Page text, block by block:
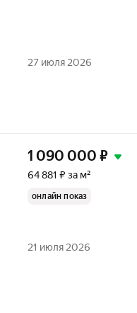
27 июля 2026
1 090 000 ₽
64 881 ₽ за м²
онлайн показ
21 июля 2026